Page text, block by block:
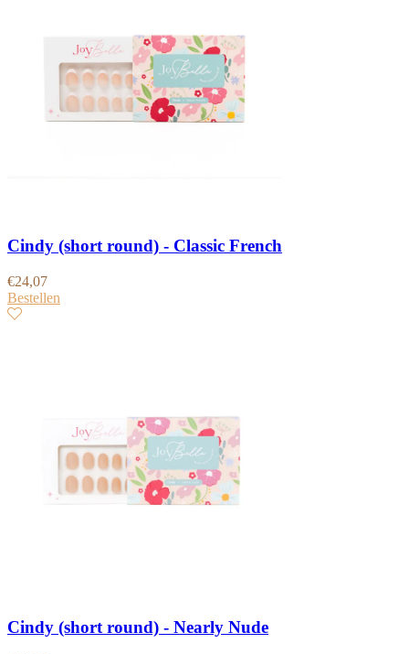
Cindy (short round) - Classic French
€24,07
Bestellen
Cindy (short round) - Nearly Nude